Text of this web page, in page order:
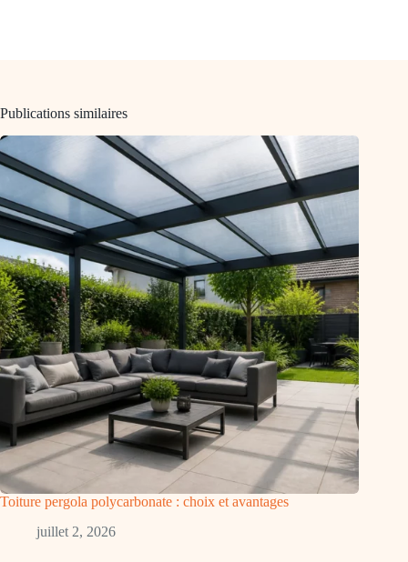
Publications similaires
Toiture pergola polycarbonate : choix et avantages
juillet 2, 2026